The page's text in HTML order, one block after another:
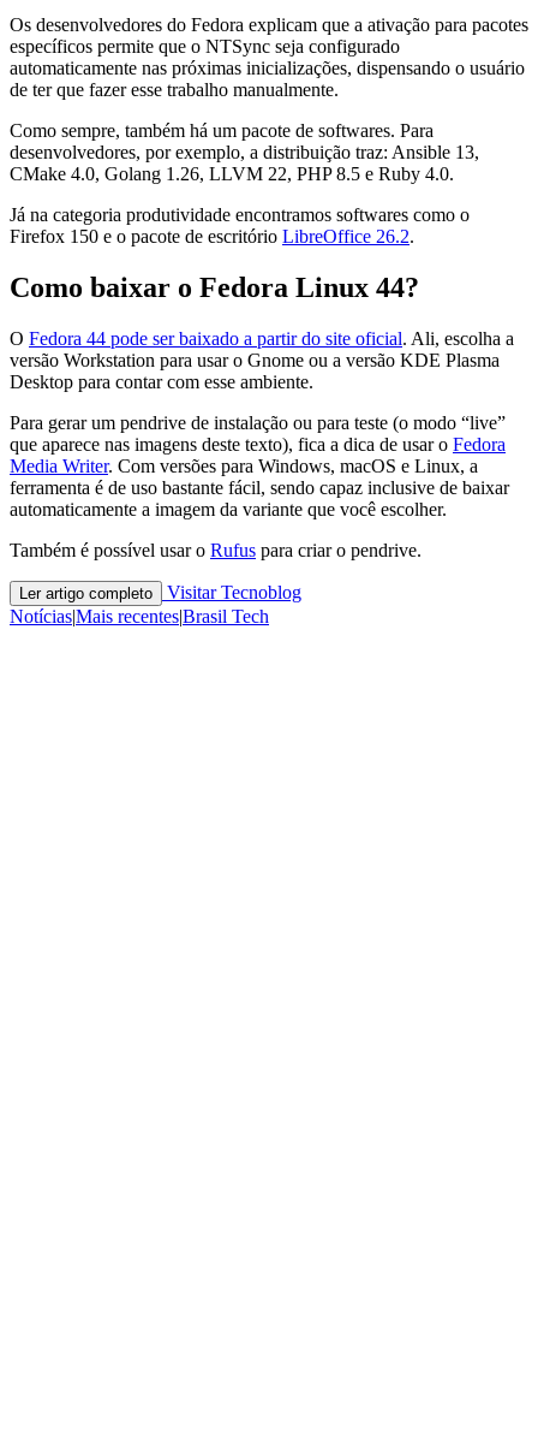
Os desenvolvedores do Fedora explicam que a ativação para pacotes
específicos permite que o NTSync seja configurado
automaticamente nas próximas inicializações, dispensando o usuário
de ter que fazer esse trabalho manualmente.
Como sempre, também há um pacote de softwares. Para
desenvolvedores, por exemplo, a distribuição traz: Ansible 13,
CMake 4.0, Golang 1.26, LLVM 22, PHP 8.5 e Ruby 4.0.
Já na categoria produtividade encontramos softwares como o
Firefox 150 e o pacote de escritório LibreOffice 26.2.
Como baixar o Fedora Linux 44?
O Fedora 44 pode ser baixado a partir do site oficial. Ali, escolha a
versão Workstation para usar o Gnome ou a versão KDE Plasma
Desktop para contar com esse ambiente.
Para gerar um pendrive de instalação ou para teste (o modo “live”
que aparece nas imagens deste texto), fica a dica de usar o Fedora
Media Writer. Com versões para Windows, macOS e Linux, a
ferramenta é de uso bastante fácil, sendo capaz inclusive de baixar
automaticamente a imagem da variante que você escolher.
Também é possível usar o Rufus para criar o pendrive.
Ler artigo completo
Visitar Tecnoblog
Notícias|Mais recentes|Brasil Tech